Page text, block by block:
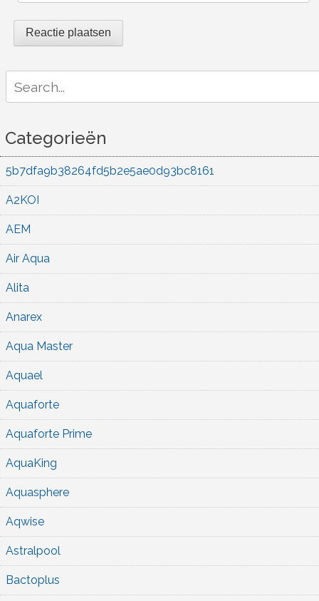
for:
Categorieën
5b7dfa9b38264fd5b2e5ae0d93bc8161
A2KOI
AEM
Air Aqua
Alita
Anarex
Aqua Master
Aquael
Aquaforte
Aquaforte Prime
AquaKing
Aquasphere
Aqwise
Astralpool
Bactoplus